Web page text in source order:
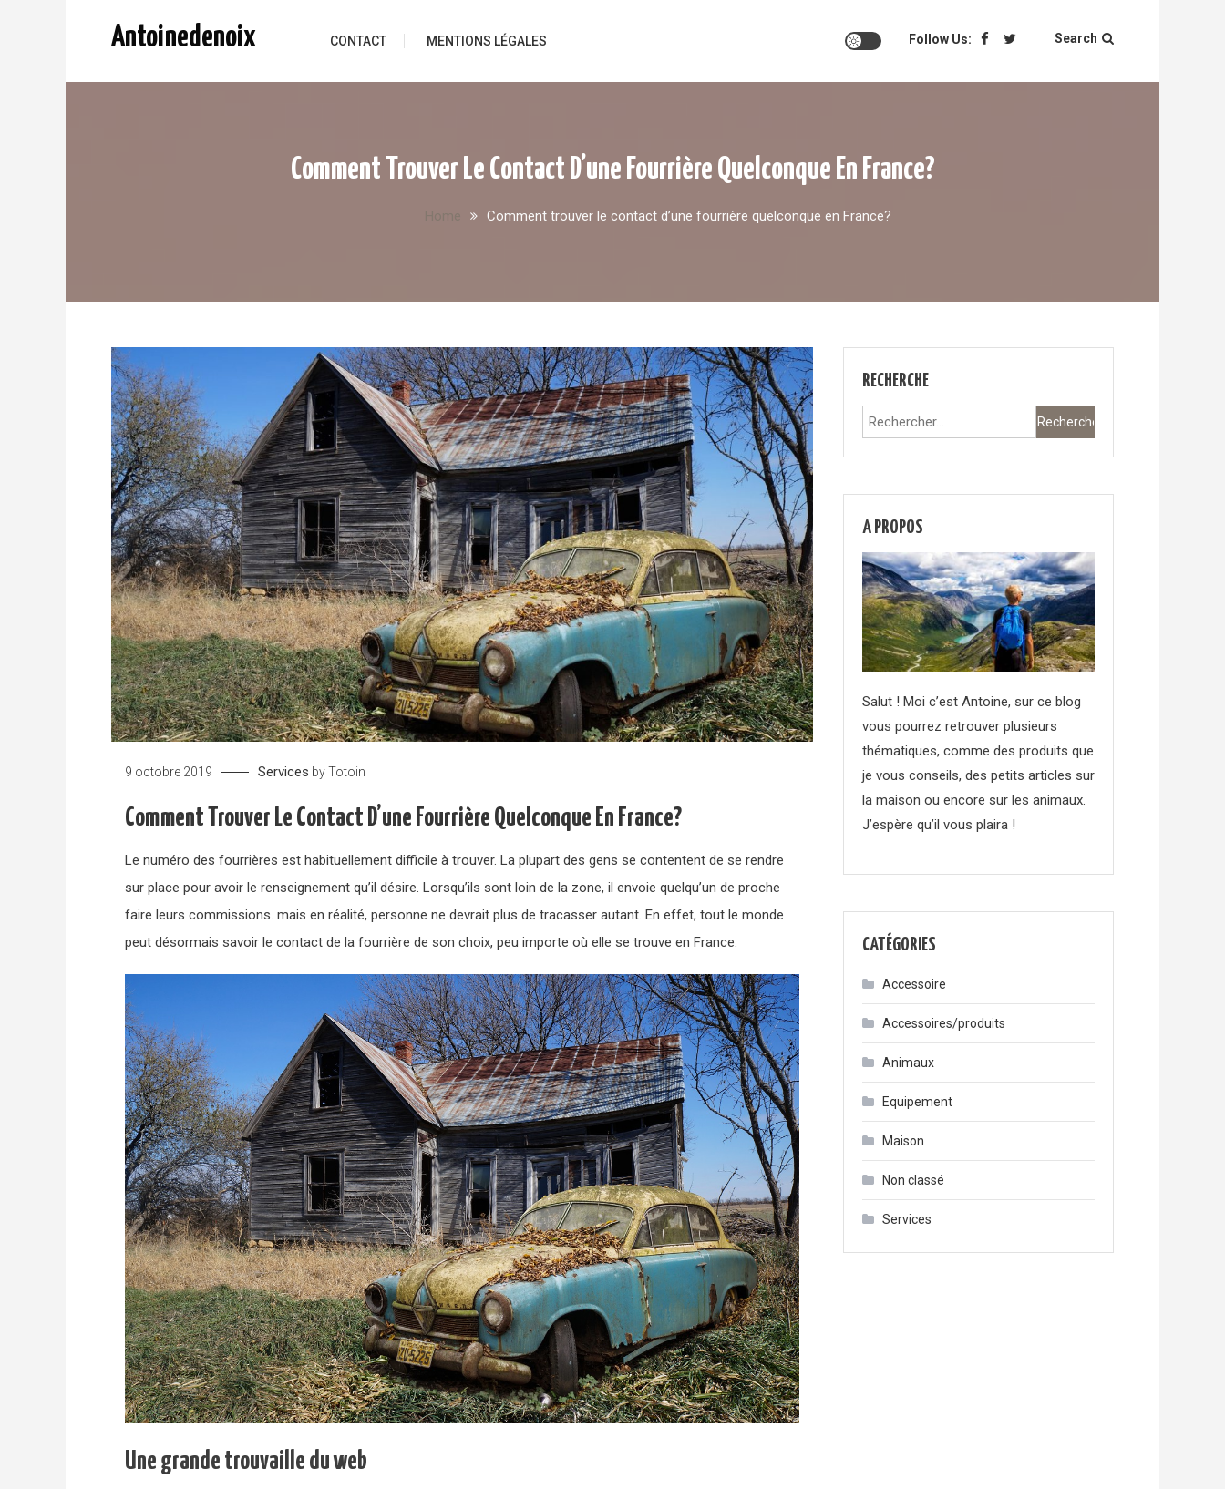
Antoinedenoix CONTACT MENTIONS LÉGALES Follow Us: Search
Comment Trouver Le Contact D’une Fourrière Quelconque En France?
Home Comment trouver le contact d’une fourrière quelconque en France?
9 octobre 2019 Services byTotoin
Comment Trouver Le Contact D’une Fourrière Quelconque En France?
Le numéro des fourrières est habituellement difficile à trouver. La plupart des gens se contentent de se rendre
sur place pour avoir le renseignement qu’il désire. Lorsqu’ils sont loin de la zone, il envoie quelqu’un de proche
faire leurs commissions. mais en réalité, personne ne devrait plus de tracasser autant. En effet, tout le monde
peut désormais savoir le contact de la fourrière de son choix, peu importe où elle se trouve en France.
Une grande trouvaille du web
RECHERCHE
Rechercher :
A PROPOS
Salut ! Moi c’est Antoine, sur ce blog
vous pourrez retrouver plusieurs
thématiques, comme des produits que
je vous conseils, des petits articles sur
la maison ou encore sur les animaux.
J’espère qu’il vous plaira !
CATÉGORIES
Accessoire
Accessoires/produits
Animaux
Equipement
Maison
Non classé
Services